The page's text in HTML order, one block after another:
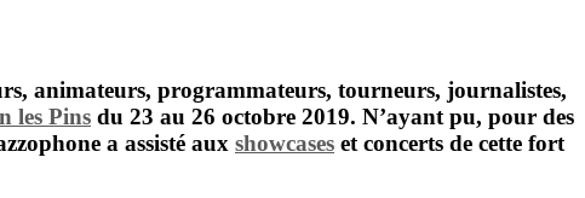
animateurs, programmateurs, tourneurs, journalistes,
les Pins du 23 au 26 octobre 2019. N’ayant pu, pour des
a assisté aux showcases et concerts de cette fort